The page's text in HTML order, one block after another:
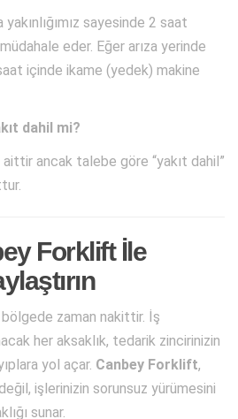
sayesinde 2 saat
eder. Eğer arıza yerinde
içinde ikame (yedek) makine
dahil mi?
aittir ancak talebe göre “yakıt dahil”
Forklift İle
zaman nakittir. İş
her aksaklık, tedarik zincirinizin
yol açar. Canbey Forklift,
işlerinizin sorunsuz yürümesini
sunar.